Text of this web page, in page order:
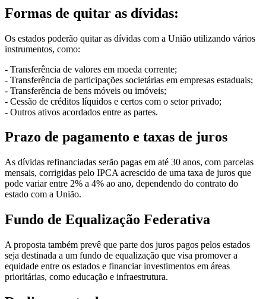
Formas de quitar as dívidas:
Os estados poderão quitar as dívidas com a União utilizando vários
instrumentos, como:
- Transferência de valores em moeda corrente;
- Transferência de participações societárias em empresas estaduais;
- Transferência de bens móveis ou imóveis;
- Cessão de créditos líquidos e certos com o setor privado;
- Outros ativos acordados entre as partes.
Prazo de pagamento e taxas de juros
As dívidas refinanciadas serão pagas em até 30 anos, com parcelas
mensais, corrigidas pelo IPCA acrescido de uma taxa de juros que
pode variar entre 2% a 4% ao ano, dependendo do contrato do
estado com a União.
Fundo de Equalização Federativa
A proposta também prevê que parte dos juros pagos pelos estados
seja destinada a um fundo de equalização que visa promover a
equidade entre os estados e financiar investimentos em áreas
prioritárias, como educação e infraestrutura.